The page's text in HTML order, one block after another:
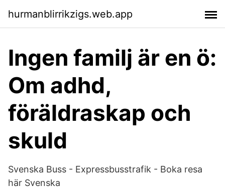
hurmanblirrikzigs.web.app
Ingen familj är en ö:
Om adhd,
föräldraskap och
skuld
Svenska Buss - Expressbusstrafik - Boka resa
här Svenska